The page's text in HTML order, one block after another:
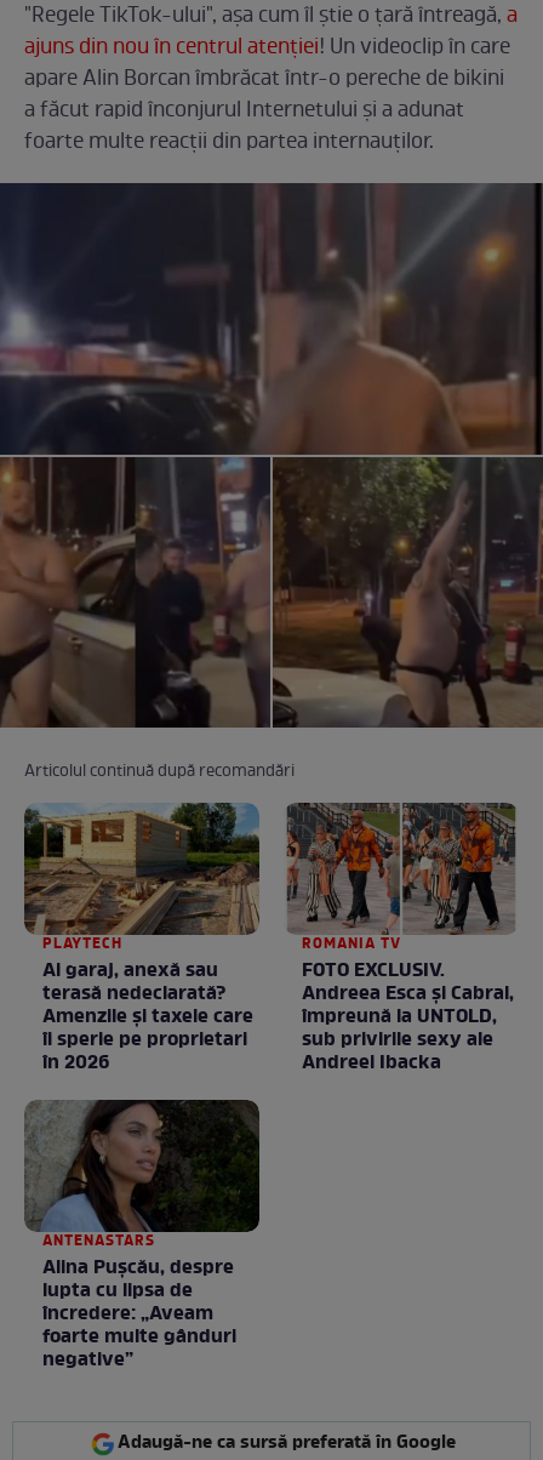
"Regele TikTok-ului", așa cum îl știe o țară întreagă,a
ajuns din nou în centrul atenției! Un videoclip în care
apare Alin Borcan îmbrăcat într-o pereche de bikini
a făcut rapid înconjurul Internetului și a adunat
foarte multe reacții din partea internauților.
Articolul continuă după recomandări
PLAYTECH
Ai garaj, anexă sau
terasă nedeclarată?
Amenzile și taxele care
îi sperie pe proprietari
în 2026
ROMANIA TV
FOTO EXCLUSIV.
Andreea Esca şi Cabral,
împreună la UNTOLD,
sub privirile sexy ale
Andreei Ibacka
ANTENASTARS
Alina Pușcău, despre
lupta cu lipsa de
încredere: „Aveam
foarte multe gânduri
negative”
Adaugă-ne ca sursă preferată în Google